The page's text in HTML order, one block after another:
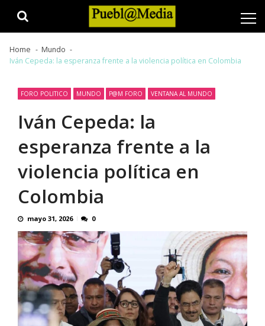
Home
Mundo
Iván Cepeda: la esperanza frente a la violencia política en Colombia
FORO POLITICO MUNDO P@M FORO VENTANA AL MUNDO
Iván Cepeda: la
esperanza frente a la
violencia política en
Colombia
mayo 31, 2026 0